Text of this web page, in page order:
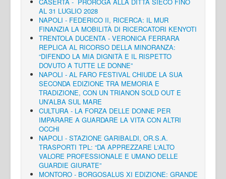
AL 31 LUGLIO 2028
NAPOLI - FEDERICO II, RICERCA: IL MUR
FINANZIA LA MOBILITÀ DI RICERCATORI KENYOTI
TRENTOLA DUCENTA - VERONICA FERRARA
REPLICA AL RICORSO DELLA MINORANZA:
“DIFENDO LA MIA DIGNITÀ E IL RISPETTO
DOVUTO A TUTTE LE DONNE”
NAPOLI - AL FARO FESTIVAL CHIUDE LA SUA
SECONDA EDIZIONE TRA MEMORIA E
TRADIZIONE, CON UN TRIANON SOLD OUT E
UN’ALBA SUL MARE
CULTURA - LA FORZA DELLE DONNE PER
IMPARARE A GUARDARE LA VITA CON ALTRI
OCCHI
NAPOLI - STAZIONE GARIBALDI, OR.S.A.
TRASPORTI TPL: “DA APPREZZARE L'ALTO
VALORE PROFESSIONALE E UMANO DELLE
GUARDIE GIURATE”
MONTORO - BORGOSALUS XI EDIZIONE: GRANDE